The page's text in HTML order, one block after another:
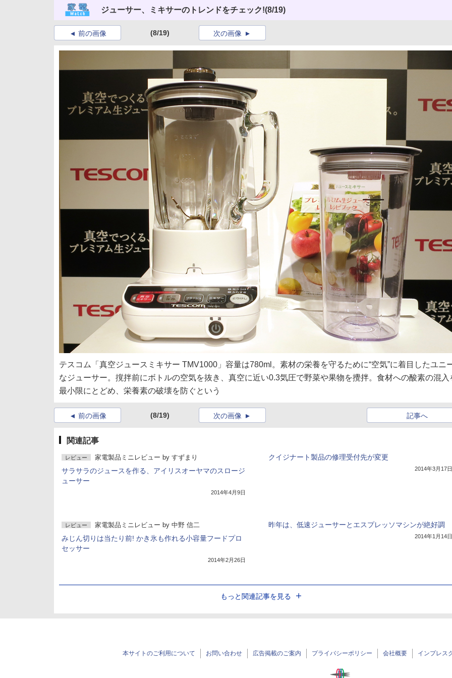
ジューサー、ミキサーのトレンドをチェック!(8/19)
前の画像 (8/19) 次の画像
テスコム「真空ジュースミキサー TMV1000」容量は780ml。素材の栄養を守るために“空気”に着目したユニ
なジューサー。撹拌前にボトルの空気を抜き、真空に近い0.3気圧で野菜や果物を攪拌。食材への酸素の混入
最小限にとどめ、栄養素の破壊を防ぐという
前の画像 (8/19) 記事へ
次の画像
関連記事
レビュー 家電製品ミニレビュー by すずまり
サラサラのジュースを作る、アイリスオーヤマのスロージ
ューサー
2014年4月9日
クイジナート製品の修理受付先が変更
2014年3月17日
レビュー 家電製品ミニレビュー by 中野 信二
みじん切りは当たり前! かき氷も作れる小容量フードプロ
セッサー
2014年2月26日
昨年は、低速ジューサーとエスプレッソマシンが絶好調
2014年1月14日
もっと関連記事を見る
本サイトのご利用について お問い合わせ 広告掲載のご案内 プライバシーポリシー 会社概要 インプレス